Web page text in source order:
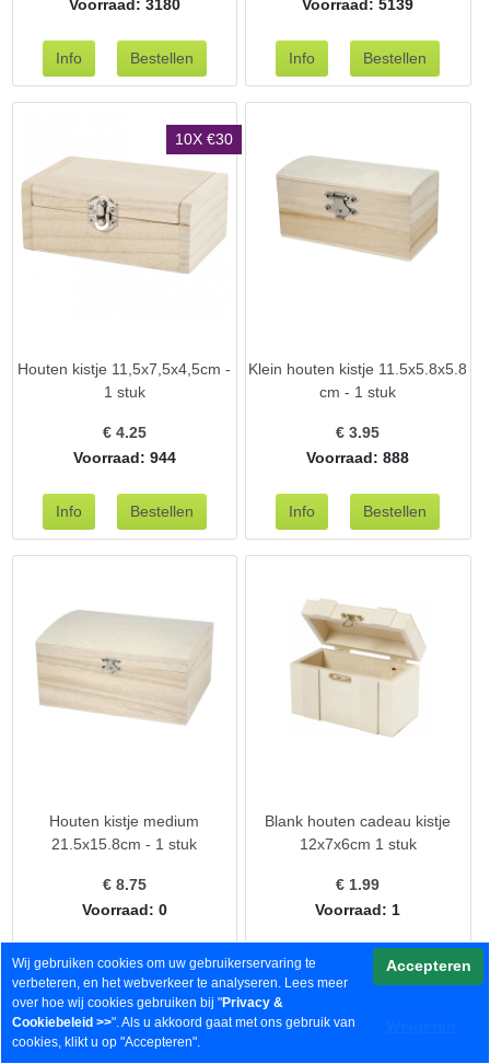
Voorraad: 3180
Voorraad: 5139
10X €30
Houten kistje 11,5x7,5x4,5cm -
1 stuk
€ 4.25
Voorraad: 944
Klein houten kistje 11.5x5.8x5.8
cm - 1 stuk
€3.95
Voorraad: 888
Houten kistje medium
21.5x15.8cm - 1 stuk
€ 8.75
Voorraad: 0
Blank houten cadeau kistje
12x7x6cm 1 stuk
€ 1.99
Voorraad: 1
Wij gebruiken cookies om uw gebruikerservaring te
verbeteren, en het webverkeer te analyseren. Lees meer
over hoe wij cookies gebruiken bij "Privacy &
Cookiebeleid >>". Als u akkoord gaat met ons gebruik van
cookies, klikt u op "Accepteren".
Accepteren